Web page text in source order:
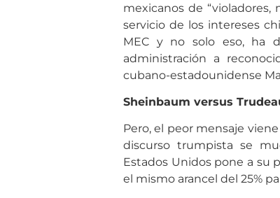
mexicanos de “violadores,
servicio de los intereses
MEC y no solo eso, ha
administración a
cubano-estadounidense
Sheinbaum versus
Pero, el peor mensaje
discurso trumpista se
Estados Unidos pone a su
el mismo arancel del 25%